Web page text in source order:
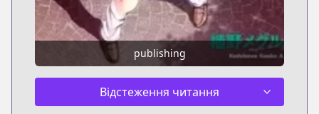
publishing
Відстеження читання